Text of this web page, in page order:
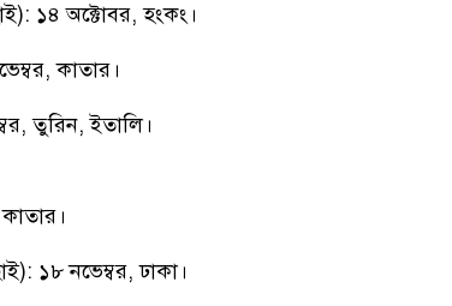
১৪ অক্টোবর, হংকং।
কাতার।
তুরিন, ইতালি।
১৮ নভেম্বর, ঢাকা।